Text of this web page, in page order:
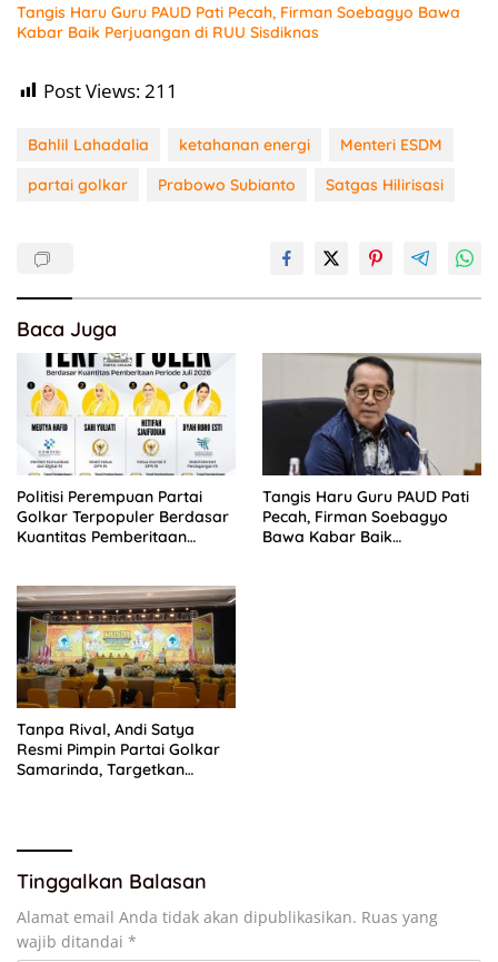
Tangis Haru Guru PAUD Pati Pecah, Firman Soebagyo Bawa
Kabar Baik Perjuangan di RUU Sisdiknas
Post Views:211
Bahlil Lahadalia ketahanan energi
Menteri ESDM
partai golkar
Prabowo Subianto Satgas Hilirisasi
Baca Juga
Politisi Perempuan Partai
Golkar Terpopuler Berdasar
Kuantitas Pemberitaan
Tangis Haru Guru PAUD Pati
Pecah, Firman Soebagyo
Bawa Kabar Baik
Tanpa Rival, Andi Satya
Resmi Pimpin Partai Golkar
Samarinda, Targetkan
Tinggalkan Balasan
Alamat email Anda tidak akan dipublikasikan. Ruas yang
wajib ditandai *